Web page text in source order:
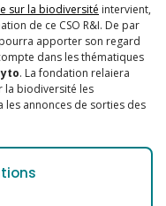
sur la biodiversité intervient,
de ce CSO R&I. De par
pourra apporter son regard
dans les thématiques
. La fondation relaiera
la biodiversité les
annonces de sorties des